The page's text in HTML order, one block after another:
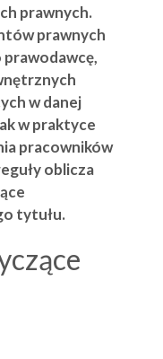
prawnych.
prawnych
w danej
w praktyce
pracowników
oblicza
tytułu.